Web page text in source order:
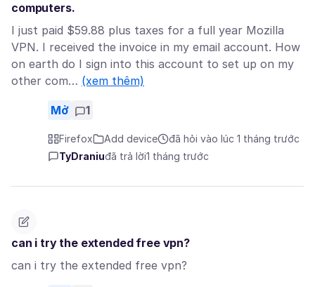
computers.
I just paid $59.88 plus taxes for a full year Mozilla
VPN. I received the invoice in my email account. How
on earth do I sign into this account to set up on my
other com… (xem thêm)
Mở 1
Firefox Add device
đã hỏi vào lúc 1 tháng trước
TyDraniuđã trả lời1 tháng trước
can i try the extended free vpn?
can i try the extended free vpn?